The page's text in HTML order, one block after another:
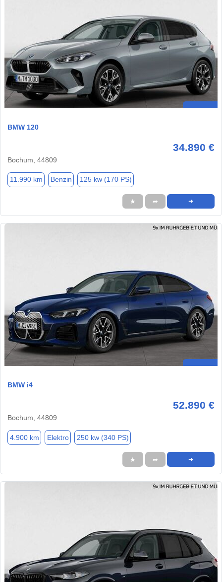
BMW 120
34.890 €
Bochum, 44809
11.990 km Benzin 125 kw (170 PS)
★ ➦ ➜
BMW i4
52.890 €
Bochum, 44809
4.900 km Elektro 250 kw (340 PS)
★ ➦ ➜